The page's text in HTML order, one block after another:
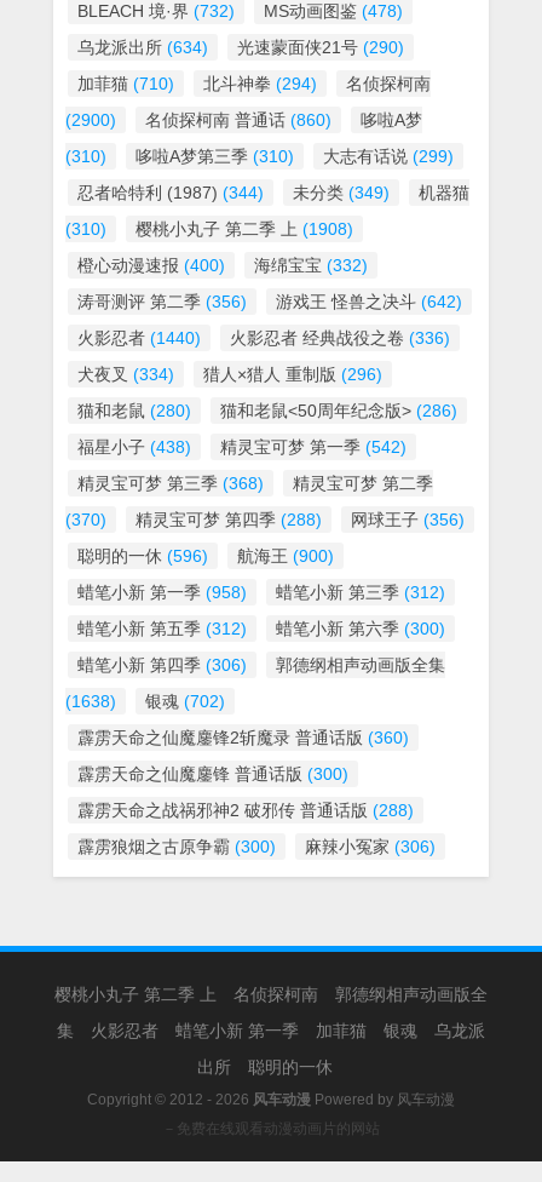
BLEACH 境·界 (732) MS动画图鉴 (478)
乌龙派出所 (634) 光速蒙面侠21号 (290)
加菲猫 (710) 北斗神拳 (294)
名侦探柯南
(2900)
名侦探柯南 普通话 (860)
哆啦A梦
(310)
哆啦A梦第三季 (310) 大志有话说 (299)
忍者哈特利 (1987) (344) 未分类 (349)
机器猫
(310)
樱桃小丸子 第二季 上 (1908)
橙心动漫速报 (400) 海绵宝宝 (332)
涛哥测评 第二季 (356) 游戏王 怪兽之决斗 (642)
火影忍者 (1440) 火影忍者 经典战役之卷 (336)
犬夜叉 (334) 猎人×猎人 重制版 (296)
猫和老鼠 (280) 猫和老鼠<50周年纪念版> (286)
福星小子 (438) 精灵宝可梦 第一季 (542)
精灵宝可梦 第三季 (368)
精灵宝可梦 第二季
(370)
精灵宝可梦 第四季 (288) 网球王子 (356)
聪明的一休 (596) 航海王 (900)
蜡笔小新 第一季 (958) 蜡笔小新 第三季 (312)
蜡笔小新 第五季 (312) 蜡笔小新 第六季 (300)
蜡笔小新 第四季 (306)
郭德纲相声动画版全集
(1638)
银魂 (702)
霹雳天命之仙魔鏖锋2斩魔录 普通话版 (360)
霹雳天命之仙魔鏖锋 普通话版 (300)
霹雳天命之战祸邪神2 破邪传 普通话版 (288)
霹雳狼烟之古原争霸 (300) 麻辣小冤家 (306)
樱桃小丸子 第二季 上 名侦探柯南
郭德纲相声动画版全
集
火影忍者 蜡笔小新 第一季 加菲猫 银魂
乌龙派
出所
聪明的一休
Copyright © 2012 - 2026 风车动漫 Powered by 风车动漫
－免费在线观看动漫动画片的网站